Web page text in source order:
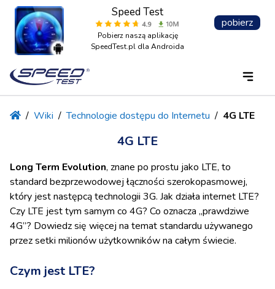
Speed Test
Pobierz naszą aplikację
SpeedTest.pl dla Androida
pobierz
/ Wiki / Technologie dostępu do Internetu / 4G LTE
4G LTE
Long Term Evolution, znane po prostu jako LTE, to
standard bezprzewodowej łączności szerokopasmowej,
który jest następcą technologii 3G. Jak działa internet LTE?
Czy LTE jest tym samym co 4G? Co oznacza „prawdziwe
4G”? Dowiedz się więcej na temat standardu używanego
przez setki milionów użytkowników na całym świecie.
Czym jest LTE?